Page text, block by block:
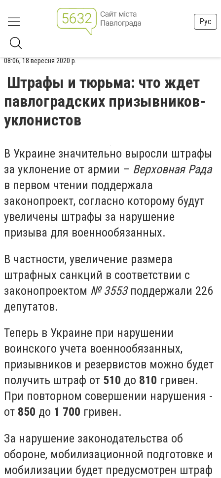
Рус
08:06, 18 вересня 2020 р.
Штрафы и тюрьма: что ждет
павлоградских призывников-
уклонистов
В Украине значительно выросли штрафы
за уклонение от армии – Верховная Рада
в первом чтении поддержала
законопроект, согласно которому будут
увеличены штрафы за нарушение
призыва для военнообязанных.
В частности, увеличение размера
штрафных санкций в соответствии с
законопроектом № 3553поддержали 226
депутатов.
Теперь в Украине при нарушении
воинского учета военнообязанных,
призывников и резервистов можно будет
получить штраф от 510 до 810 гривен.
При повторном совершении нарушения -
от 850 до 1 700 гривен.
За нарушение законодательства об
обороне, мобилизационной подготовке и
мобилизации будет предусмотрен штраф